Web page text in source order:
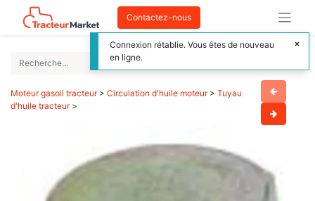
Contactez-nous
Moteur gasoil tracteur> Circulation d'huile moteur> Tuyau
d'huile tracteur>
Connexion rétablie. Vous êtes de nouveau
en ligne.